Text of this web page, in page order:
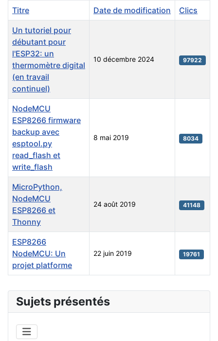
Titre Date de modification Clics
Un tutoriel pour
débutant pour
l'ESP32: un
thermomètre digital
(en travail
continuel)
10 décembre 2024 97922
NodeMCU
ESP8266 firmware
backup avec
esptool.py
read_flash et
write_flash
8 mai 2019 8034
MicroPython,
NodeMCU
ESP8266 et
Thonny
24 août 2019 41148
ESP8266
NodeMCU: Un
projet platforme
22 juin 2019 19761
Sujets présentés